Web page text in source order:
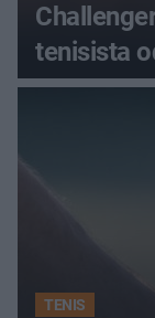
tenisista
TENIS